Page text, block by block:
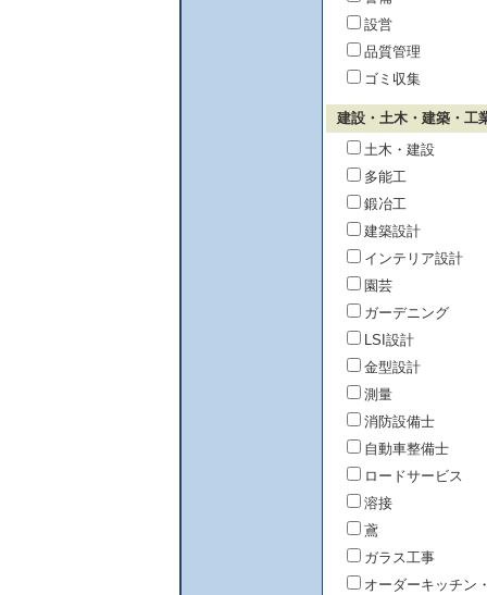
設営
品質管理
ゴミ収集
建設・土木・建築・工
土木・建設
多能工
鍛冶工
建築設計
インテリア設計
園芸
ガーデニング
LSI設計
金型設計
測量
消防設備士
自動車整備士
ロードサービス
溶接
鳶
ガラス工事
オーダーキッチン